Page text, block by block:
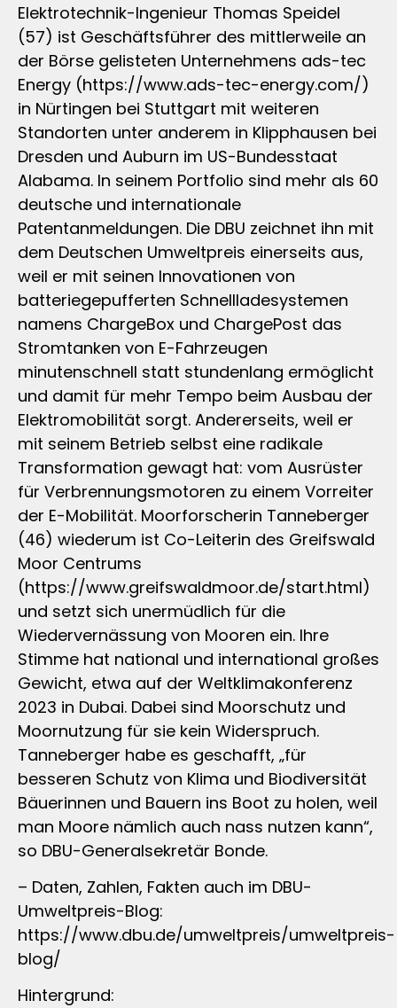
Elektrotechnik-Ingenieur Thomas Speidel
(57) ist Geschäftsführer des mittlerweile an
der Börse gelisteten Unternehmens ads-tec
Energy (https://www.ads-tec-energy.com/)
in Nürtingen bei Stuttgart mit weiteren
Standorten unter anderem in Klipphausen bei
Dresden und Auburn im US-Bundesstaat
Alabama. In seinem Portfolio sind mehr als 60
deutsche und internationale
Patentanmeldungen. Die DBU zeichnet ihn mit
dem Deutschen Umweltpreis einerseits aus,
weil er mit seinen Innovationen von
batteriegepufferten Schnellladesystemen
namens ChargeBox und ChargePost das
Stromtanken von E-Fahrzeugen
minutenschnell statt stundenlang ermöglicht
und damit für mehr Tempo beim Ausbau der
Elektromobilität sorgt. Andererseits, weil er
mit seinem Betrieb selbst eine radikale
Transformation gewagt hat: vom Ausrüster
für Verbrennungsmotoren zu einem Vorreiter
der E-Mobilität. Moorforscherin Tanneberger
(46) wiederum ist Co-Leiterin des Greifswald
Moor Centrums
(https://www.greifswaldmoor.de/start.html)
und setzt sich unermüdlich für die
Wiedervernässung von Mooren ein. Ihre
Stimme hat national und international großes
Gewicht, etwa auf der Weltklimakonferenz
2023 in Dubai. Dabei sind Moorschutz und
Moornutzung für sie kein Widerspruch.
Tanneberger habe es geschafft, „für
besseren Schutz von Klima und Biodiversität
Bäuerinnen und Bauern ins Boot zu holen, weil
man Moore nämlich auch nass nutzen kann“,
so DBU-Generalsekretär Bonde.
– Daten, Zahlen, Fakten auch im DBU-
Umweltpreis-Blog:
https://www.dbu.de/umweltpreis/umweltpreis-
blog/
Hintergrund: